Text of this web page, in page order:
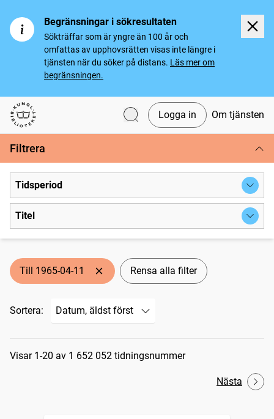
Begränsningar i sökresultaten
Sökträffar som är yngre än 100 år och
omfattas av upphovsrätten visas inte längre i
tjänsten när du söker på distans. Läs mer om
begränsningen.
Svenska tidningar
Logga in Om tjänsten
Filtrera
Tidsperiod
Titel
Till 1965-04-11 Rensa alla filter
Sortera:
Sökresultat
Visar 1-20 av 1 652 052 tidningsnummer
Nästa